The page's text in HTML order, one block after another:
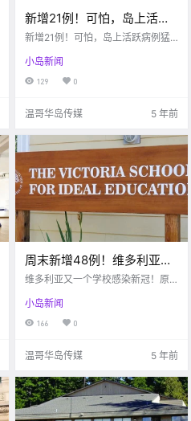
新增21例！可怕，岛上活跃
病例猛增500%！！以后室内
新增21例！可怕，岛上活跃病例猛
罚230刀！！
小岛新闻
129 0
温哥华岛传媒 5 年前
周末新增48例！维多利亚又
一学校被曝感染！！原居民
维多利亚又一个学校感染新冠！原
小岛新闻
166 0
温哥华岛传媒 5 年前